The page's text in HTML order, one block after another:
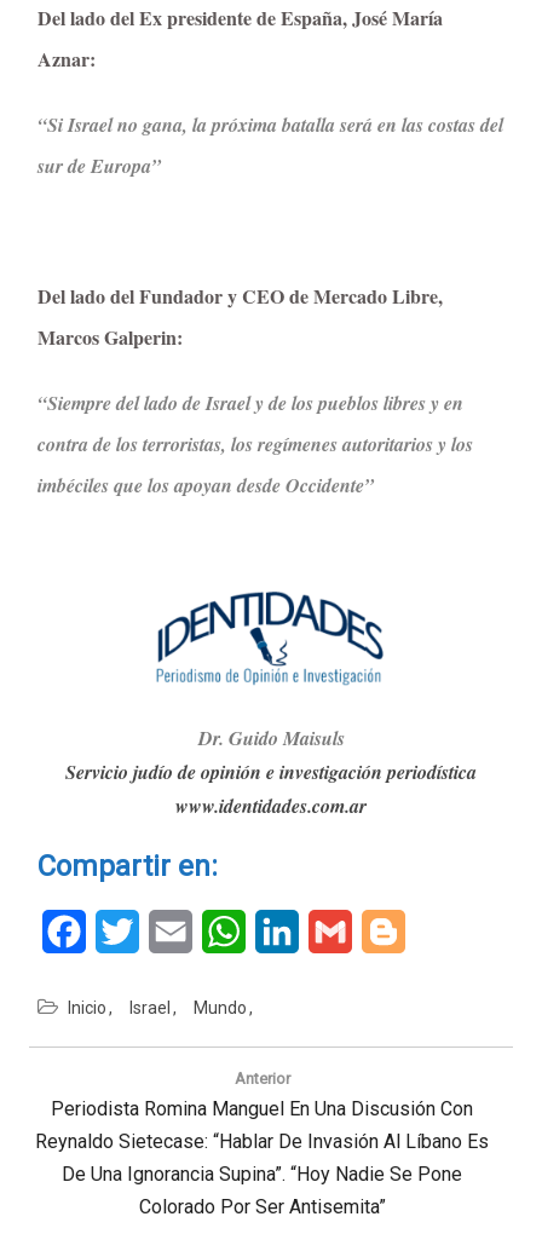
Del lado del Ex presidente de España, José María
Aznar:
“Si Israel no gana, la próxima batalla será en las costas del
sur de Europa”
Del lado del Fundador y CEO de Mercado Libre,
Marcos Galperin:
“Siempre del lado de Israel y de los pueblos libres y en
contra de los terroristas, los regímenes autoritarios y los
imbéciles que los apoyan desde Occidente”
Dr. Guido Maisuls
Servicio judío de opinión e investigación periodística
www.identidades.com.ar
Compartir en:
FacebookTwitter Email WhatsAppLinkedInGmail
Inicio Israel Mundo
Navegación
entradas
Anterior
Previous
Post:
Periodista Romina Manguel En Una Discusión Con
Reynaldo Sietecase: “Hablar De Invasión Al Líbano Es
De Una Ignorancia Supina”. “Hoy Nadie Se Pone
Colorado Por Ser Antisemita”